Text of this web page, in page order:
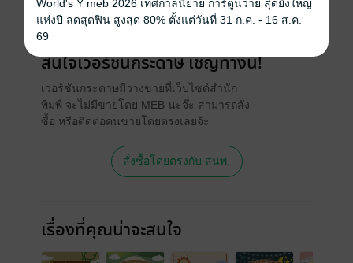
ราคาปก 169 บาท
สนใจเวอร์ชันกระดาษ เชิญทางนี้!
เวอร์ชันกระดาษมีวางขายที่เว็บไซต์สำนัก
พิมพ์ จะไม่มีขายโดย MEB นะจ๊ะ สามารถสั่ง
ซื้อ หรือติดต่อคนขายโดยตรงเลยจ้ะ
สั่งซื้อโดยตรงกับ สนพ.
เรื่องที่คุณน่าจะสนใจ
World's Y meb 2026 เทศกาลนิยาย การ์ตูนวาย สุดยิ่งใหญ่
แห่งปี ลดสุดฟิน สูงสุด 80% ตั้งแต่วันที่ 31 ก.ค. - 16 ส.ค.
69